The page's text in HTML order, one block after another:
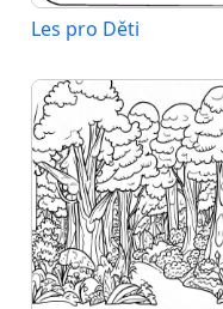
Les pro Děti